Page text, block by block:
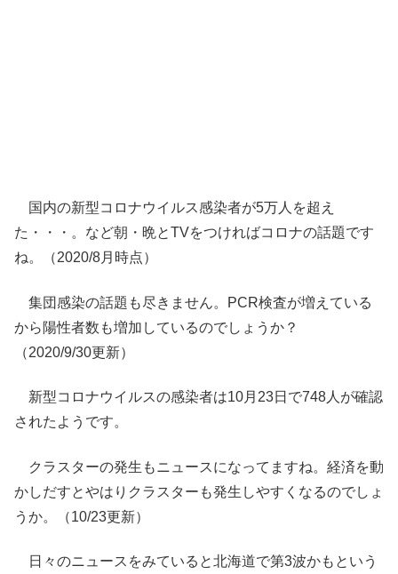
国内の新型コロナウイルス感染者が5万人を超え
た・・・。など朝・晩とTVをつければコロナの話題です
ね。（2020/8月時点）
集団感染の話題も尽きません。PCR検査が増えている
から陽性者数も増加しているのでしょうか？
（2020/9/30更新）
新型コロナウイルスの感染者は10月23日で748人が確認
されたようです。
クラスターの発生もニュースになってますね。経済を動
かしだすとやはりクラスターも発生しやすくなるのでしょ
うか。（10/23更新）
日々のニュースをみていると北海道で第3波かもという